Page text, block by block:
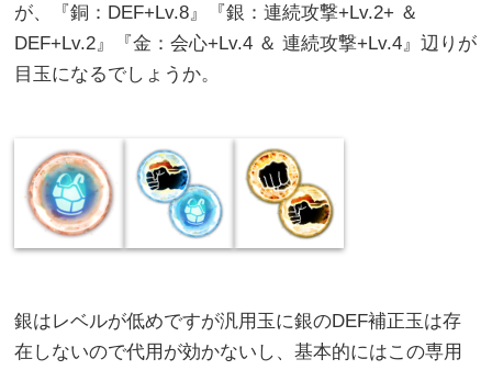
が、『銅：DEF+Lv.8』『銀：連続攻撃+Lv.2+ ＆
DEF+Lv.2』『金：会心+Lv.4 ＆ 連続攻撃+Lv.4』辺りが
目玉になるでしょうか。
銀はレベルが低めですが汎用玉に銀のDEF補正玉は存
在しないので代用が効かないし、基本的にはこの専用